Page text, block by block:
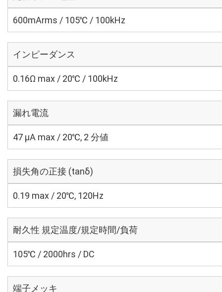
600mArms / 105℃ / 100kHz
インピーダンス
0.16Ω max / 20℃ / 100kHz
漏れ電流
47 μA max / 20℃, 2 分値
損失角の正接 (tanδ)
0.19 max / 20℃, 120Hz
耐久性 規定温度/規定時間/負荷
105℃ / 2000hrs / DC
端子メッキ